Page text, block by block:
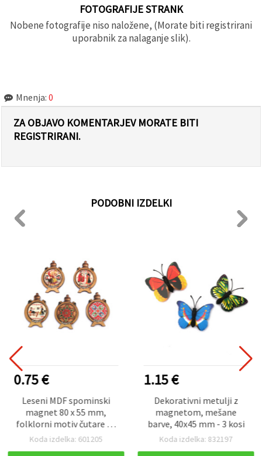
FOTOGRAFIJE STRANK
Nobene fotografije niso naložene, (Morate biti registrirani
uporabnik za nalaganje slik).
Mnenja: 0
ZA OBJAVO KOMENTARJEV MORATE BITI
REGISTRIRANI.
PODOBNI IZDELKI
0.75 €
Leseni MDF spominski
magnet 80 x 55 mm,
folklorni motiv čutare za
vino / MIX
Koda izdelka: 601205
1.15 €
Dekorativni metulji z
magnetom, mešane
barve, 40x45 mm - 3 kosi
Koda izdelka: 832197